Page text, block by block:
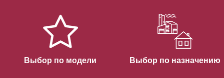
Выбор по модели Выбор по назначению